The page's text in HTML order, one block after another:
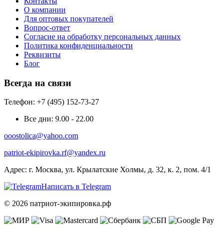
О компании
Для оптовых покупателей
Вопрос-ответ
Согласие на обработку персональных данных
Политика конфиденциальности
Реквизиты
Блог
Всегда на связи
Телефон: +7 (495) 152-73-27
Все дни: 9.00 - 22.00
ooostolica@yahoo.com
patriot-ekipirovka.rf@yandex.ru
Адрес: г. Москва, ул. Крылатские Холмы, д. 32, к. 2, пом. 4/1
Написать в Telegram
© 2026 патриот-экипировка.рф